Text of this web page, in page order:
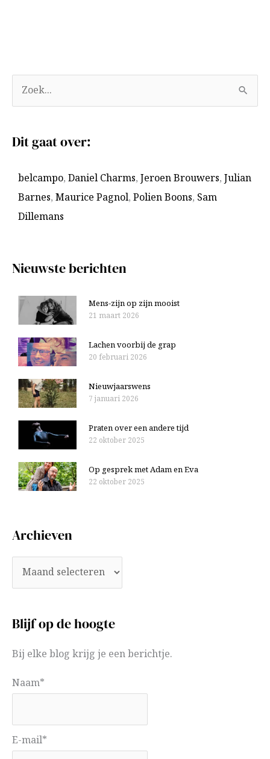
o
k
Dit gaat over:
belcampo, Daniel Charms, Jeroen Brouwers, Julian
Barnes, Maurice Pagnol, Polien Boons, Sam
Dillemans
Nieuwste berichten
Mens-zijn op zijn mooist
21 maart 2026
Lachen voorbij de grap
20 februari 2026
Nieuwjaarswens
7 januari 2026
Praten over een andere tijd
22 oktober 2025
Op gesprek met Adam en Eva
22 oktober 2025
Archieven
r
h
Blijf op de hoogte
Bij elke blog krijg je een berichtje.
Naam*
E-mail*